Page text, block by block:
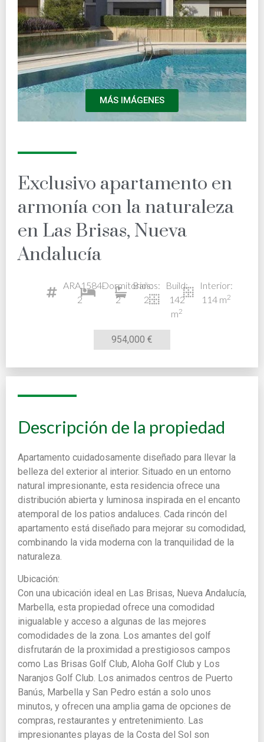
MÁS IMÁGENES
Exclusivo apartamento en
armonía con la naturaleza
en Las Brisas, Nueva
Andalucía
ARA1584-
2
Dormitorios:
2
Baños:
2
Build:
142
m2
Interior:
114 m2
954,000 €
Descripción de la propiedad
Apartamento cuidadosamente diseñado para llevar la
belleza del exterior al interior. Situado en un entorno
natural impresionante, esta residencia ofrece una
distribución abierta y luminosa inspirada en el encanto
atemporal de los patios andaluces. Cada rincón del
apartamento está diseñado para mejorar su comodidad,
combinando la vida moderna con la tranquilidad de la
naturaleza.
Ubicación:
Con una ubicación ideal en Las Brisas, Nueva Andalucía,
Marbella, esta propiedad ofrece una comodidad
inigualable y acceso a algunas de las mejores
comodidades de la zona. Los amantes del golf
disfrutarán de la proximidad a prestigiosos campos
como Las Brisas Golf Club, Aloha Golf Club y Los
Naranjos Golf Club. Los animados centros de Puerto
Banús, Marbella y San Pedro están a solo unos
minutos, y ofrecen una amplia gama de opciones de
compras, restaurantes y entretenimiento. Las
impresionantes playas de la Costa del Sol son